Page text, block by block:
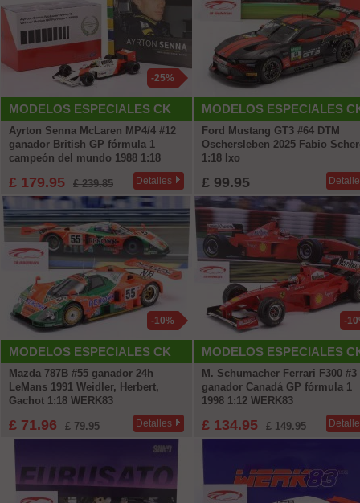
MODELOS ESPECIALES CK
-25%
Ayrton Senna McLaren MP4/4 #12
ganador British GP fórmula 1
campeón del mundo 1988 1:18
£ 179.95 £ 239.85 Detalles
MODELOS ESPECIALES
Ford Mustang GT3 #64 DTM
Oschersleben 2025 Fabio
1:18 Ixo
£ 99.95
MODELOS ESPECIALES CK
-10%
Mazda 787B #55 ganador 24h
LeMans 1991 Weidler, Herbert,
Gachot 1:18 WERK83
£ 71.96 £ 79.95 Detalles
MODELOS ESPECIALES
-
M. Schumacher Ferrari F300 #3
ganador Canadá GP fórmula 1
1998 1:12 WERK83
£ 134.95 £ 149.95